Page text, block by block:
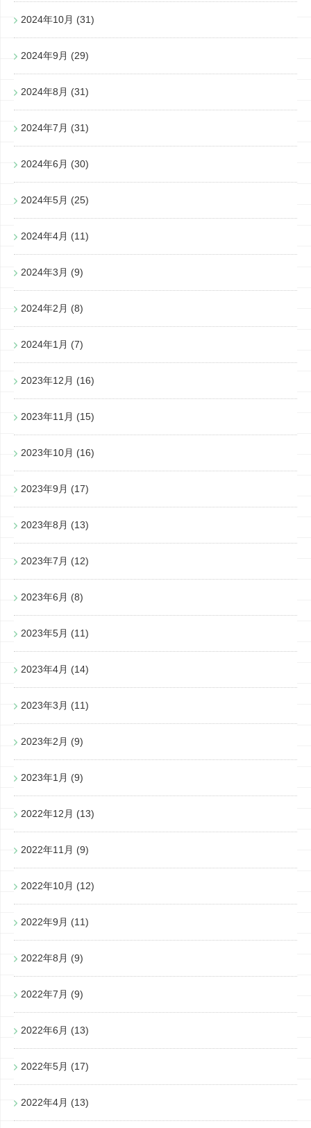
2024年10月 (31)
2024年9月 (29)
2024年8月 (31)
2024年7月 (31)
2024年6月 (30)
2024年5月 (25)
2024年4月 (11)
2024年3月 (9)
2024年2月 (8)
2024年1月 (7)
2023年12月 (16)
2023年11月 (15)
2023年10月 (16)
2023年9月 (17)
2023年8月 (13)
2023年7月 (12)
2023年6月 (8)
2023年5月 (11)
2023年4月 (14)
2023年3月 (11)
2023年2月 (9)
2023年1月 (9)
2022年12月 (13)
2022年11月 (9)
2022年10月 (12)
2022年9月 (11)
2022年8月 (9)
2022年7月 (9)
2022年6月 (13)
2022年5月 (17)
2022年4月 (13)